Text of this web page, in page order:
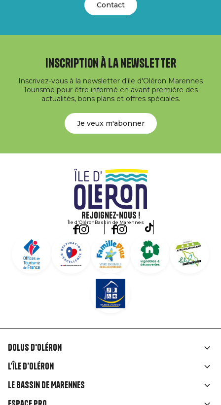
Contact
Inscription à la newsletter
Inscrivez-vous à la newsletter d'île d'Oléron Marennes
Tourisme pour être informé en avant première des
actualités, bons plans et offres spéciales.
Je veux m'abonner
Rejoignez-nous !
Île d'OléronBassin de Marennes
Liens
rubriques
Dolus d'Oléron
L'île d'Oléron
Le Bassin de Marennes